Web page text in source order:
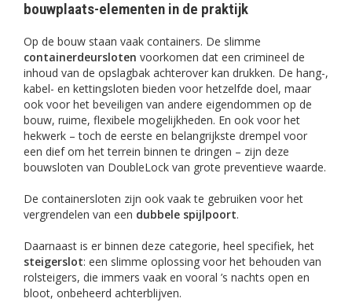
bouwplaats-elementen in de praktijk
Op de bouw staan vaak containers. De slimme
containerdeursloten voorkomen dat een crimineel de
inhoud van de opslagbak achterover kan drukken. De hang-,
kabel- en kettingsloten bieden voor hetzelfde doel, maar
ook voor het beveiligen van andere eigendommen op de
bouw, ruime, flexibele mogelijkheden. En ook voor het
hekwerk – toch de eerste en belangrijkste drempel voor
een dief om het terrein binnen te dringen – zijn deze
bouwsloten van DoubleLock van grote preventieve waarde.
De containersloten zijn ook vaak te gebruiken voor het
vergrendelen van een dubbele spijlpoort.
Daarnaast is er binnen deze categorie, heel specifiek, het
steigerslot: een slimme oplossing voor het behouden van
rolsteigers, die immers vaak en vooral ’s nachts open en
bloot, onbeheerd achterblijven.